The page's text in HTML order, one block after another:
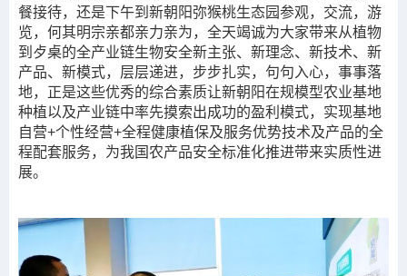
餐接待，还是下午到新朝阳弥猴桃生态园参观，交流，游
览，何其明宗亲都亲力亲为，全天竭诚为大家带来从植物
到歺桌的全产业链生物安全新主张、新理念、新技术、新
产品、新模式，层层递进，步步扎实，句句入心，事事落
地，正是这些优秀的综合素质让新朝阳在规模型农业基地
种植以及产业链中率先摸索出成功的盈利模式，实现基地
自营+个性经营+全程健康植保及服务优势技术及产品的全
程配套服务，为我国农产品安全标准化推进带来实质性进
展。